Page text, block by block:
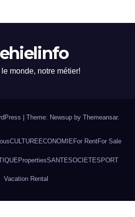
le monde, notre métier!
Theme: Newsup by Themeansar.
CULTURE ECONOMIE For RentFor Sale
PropertiesSANTESOCIETESPORT
Vacation Rental